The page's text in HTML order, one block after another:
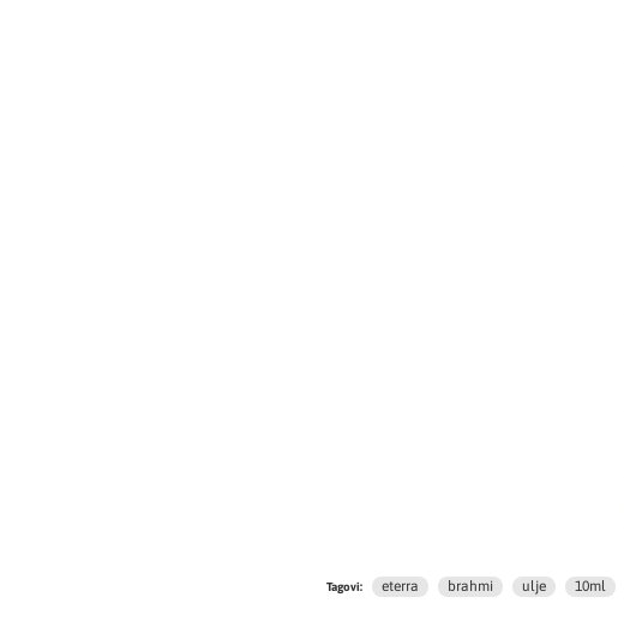
Tagovi: eterra brahmi ulje 10ml